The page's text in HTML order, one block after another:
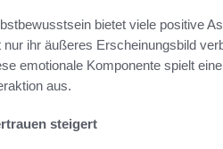
bietet viele positive
ihr äußeres Erscheinungsbild
emotionale Komponente spielt
aus.
steigert